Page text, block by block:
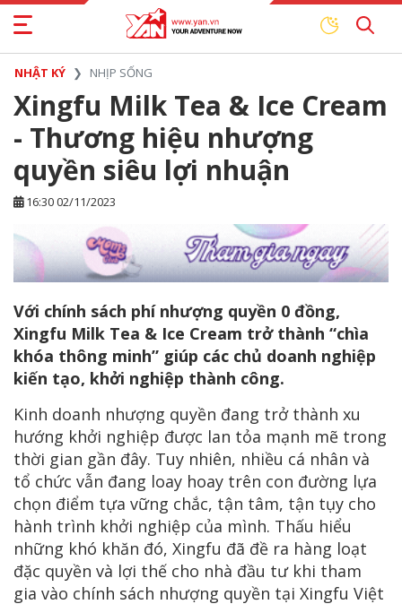
NHẬT KÝ NHỊP SỐNG
Xingfu Milk Tea & Ice Cream
- Thương hiệu nhượng
quyền siêu lợi nhuận
16:30 02/11/2023
Với chính sách phí nhượng quyền 0 đồng,
Xingfu Milk Tea & Ice Cream trở thành “chìa
khóa thông minh” giúp các chủ doanh nghiệp
kiến tạo, khởi nghiệp thành công.
Kinh doanh nhượng quyền đang trở thành xu
hướng khởi nghiệp được lan tỏa mạnh mẽ trong
thời gian gần đây. Tuy nhiên, nhiều cá nhân và
tổ chức vẫn đang loay hoay trên con đường lựa
chọn điểm tựa vững chắc, tận tâm, tận tụy cho
hành trình khởi nghiệp của mình. Thấu hiểu
những khó khăn đó, Xingfu đã đề ra hàng loạt
đặc quyền và lợi thế cho nhà đầu tư khi tham
gia vào chính sách nhượng quyền tại Xingfu Việt